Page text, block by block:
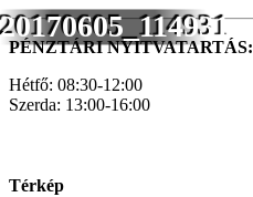
20170605_114931
PÉNZTÁRI NYITVATARTÁS:
Hétfő: 08:30-12:00
Szerda: 13:00-16:00
Térkép